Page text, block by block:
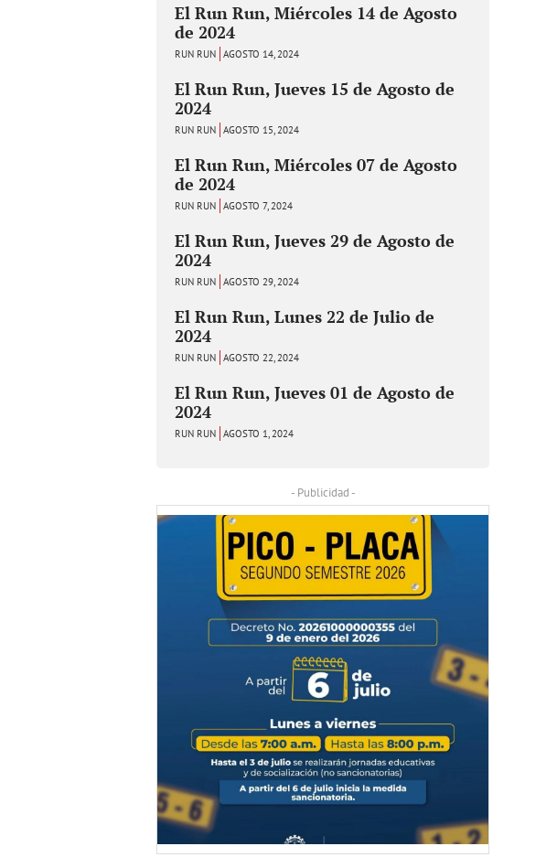
El Run Run, Miércoles 14 de Agosto
de 2024
RUN RUN AGOSTO 14, 2024
El Run Run, Jueves 15 de Agosto de
2024
RUN RUN AGOSTO 15, 2024
El Run Run, Miércoles 07 de Agosto
de 2024
RUN RUN AGOSTO 7, 2024
El Run Run, Jueves 29 de Agosto de
2024
RUN RUN AGOSTO 29, 2024
El Run Run, Lunes 22 de Julio de
2024
RUN RUN AGOSTO 22, 2024
El Run Run, Jueves 01 de Agosto de
2024
RUN RUN AGOSTO 1, 2024
- Publicidad -